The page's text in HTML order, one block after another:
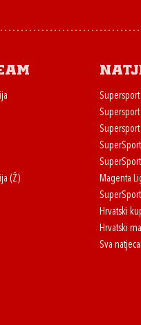
(Ž)
Supersport
Magenta
Hrvatski
Hrvatski
Sva